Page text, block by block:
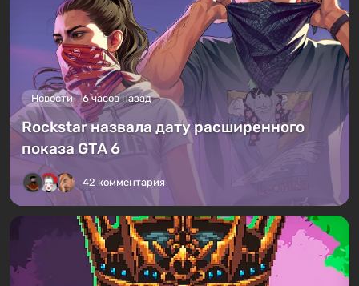
Новости 6 часов назад
Rockstar назвала дату расширенного
показа GTA 6
42 комментария